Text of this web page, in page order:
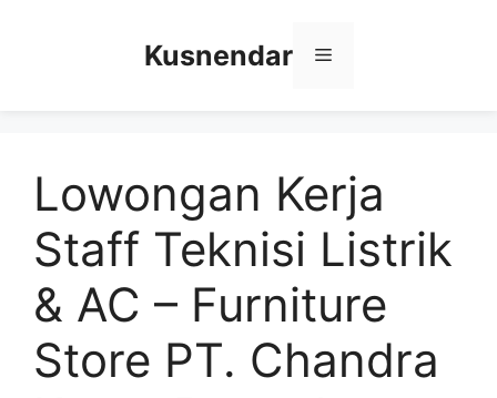
Kusnendar Menu
Lowongan Kerja
Staff Teknisi Listrik
& AC – Furniture
Store PT. Chandra